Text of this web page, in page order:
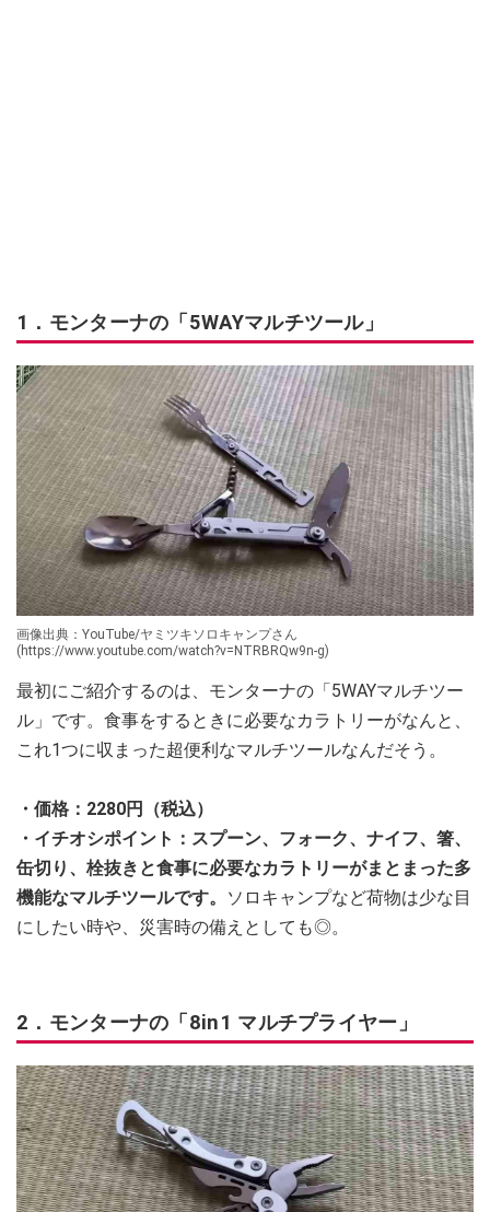
1．モンターナの「5WAYマルチツール」
画像出典：YouTube/ヤミツキソロキャンプさん
(https://www.youtube.com/watch?v=NTRBRQw9n-g)
最初にご紹介するのは、モンターナの「5WAYマルチツー
ル」です。食事をするときに必要なカラトリーがなんと、
これ1つに収まった超便利なマルチツールなんだそう。
・価格：2280円（税込）
・イチオシポイント：スプーン、フォーク、ナイフ、箸、
缶切り、栓抜きと食事に必要なカラトリーがまとまった多
機能なマルチツールです。
ソロキャンプなど荷物は少な目
にしたい時や、災害時の備えとしても◎。
2．モンターナの「8in1 マルチプライヤー」